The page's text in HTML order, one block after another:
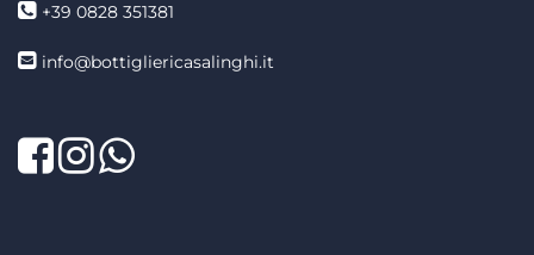
+39 0828 351381
info@bottigliericasalinghi.it
Facebook
TwitterLinkedIn